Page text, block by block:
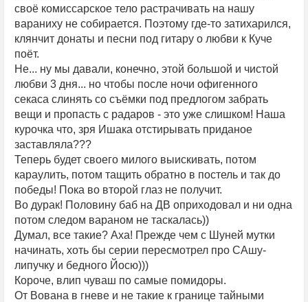
своё комиссарское тело растрачивать на нашу
вараниху не собирается. Поэтому где-то затихарился,
клянчит донаты и песни под гитару о любви к Куче
поёт.
Не... ну мы давали, конечно, этой большой и чистой
любви 3 дня... но чтобы после ночи офигенного
секаса слинять со съёмки под предлогом забрать
вещи и пропасть с радаров - это уже слишком! Наша
курочка что, зря Ишака отстирывать приданое
заставляла???
Теперь будет своего милого выискивать, потом
караулить, потом тащить обратно в постель и так до
победы! Пока во второй глаз не получит.
Во дурак! Половину баб на ДВ оприходовал и ни одна
потом следом вараном не таскалась))
Думал, все такие? Аха! Прежде чем с Шуней мутки
начинать, хоть бы серии пересмотрел про САшу-
липучку и бедного Йосю)))
Короче, влип чуваш по самые помидоры.
От Вована в гневе и не такие к границе тайными